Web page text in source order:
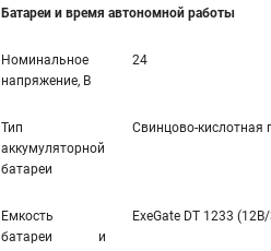
Батареи и время автономной работы
Номинальное
напряжение, В
24
Тип
аккумуляторной
батареи
Свинцово-кислотная
Емкость
батареи и
ExeGate DT 1233